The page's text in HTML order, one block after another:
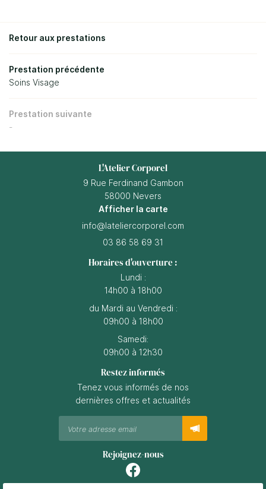
Retour aux prestations
Prestation précédente
Soins Visage
Prestation suivante
-
L'Atelier Corporel
9 Rue Ferdinand Gambon
58000 Nevers
Afficher la carte
03 86 58 69 31
Horaires d'ouverture :
Lundi :
14h00 à 18h00
du Mardi au Vendredi :
09h00 à 18h00
Samedi:
09h00 à 12h30
Restez informés
Tenez vous informés de nos
dernières offres et actualités
Rejoignez-nous